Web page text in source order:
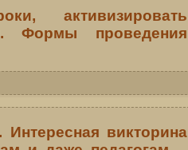
активизировать
Формы проведения
викторина